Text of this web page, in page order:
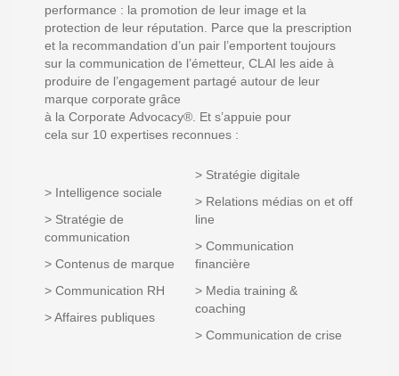
performance : la promotion de leur image et la
protection de leur réputation
Parce que la prescription
et la recommandation d’un pair l’emportent toujours
sur la communication de l’émetteur, CLAI les aide à
produire de l’engagement partagé autour de leur
marque corporate grâce
à la Corporate Advocacy® Et s’appuie pour
cela sur 10 expertises reconnues :
> Intelligence sociale
> Stratégie de
communication
> Contenus de marque
> Communication RH
> Affaires publiques
> Stratégie digitale
> Relations médias on et off
line
> Communication
financière
> Media training &
coaching
> Communication de crise